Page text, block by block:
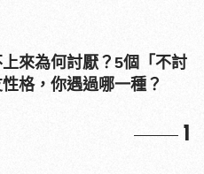
來為何討厭？5個「不討
格，你遇過哪一種？
1